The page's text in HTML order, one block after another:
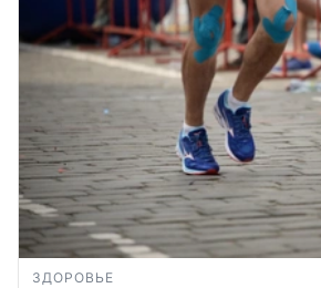
ЗДОРОВЬЕ